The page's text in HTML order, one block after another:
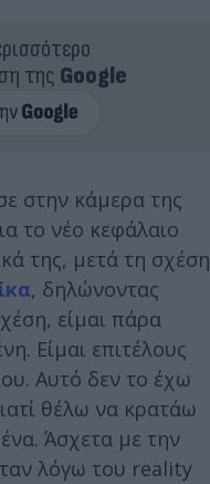
της Google
στην κάμερα της
το νέο κεφάλαιο
της, μετά τη σχέση
, δηλώνοντας
είμαι πάρα
Είμαι επιτέλους
Αυτό δεν το έχω
θέλω να κρατάω
Άσχετα με την
λόγω του reality